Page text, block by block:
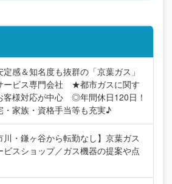
感＆知名度も抜群の「京葉ガス」
ービス専門会社 ★都市ガスに関す
客様対応が中心 ◎年間休日120日！
・家族・資格手当等も充実♪
川・鎌ヶ谷から転勤なし】京葉ガス
ビスショップ／ガス機器の提案や点